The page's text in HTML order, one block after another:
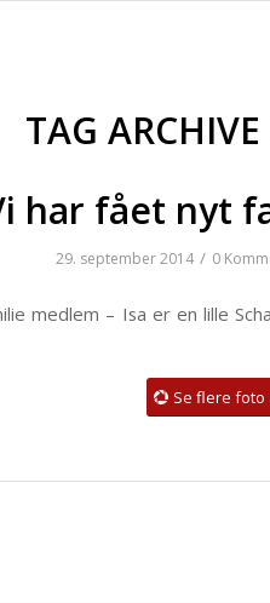
TAG ARCHIVE
har fået nyt
29. september 2014 / 0
medlem – Isa er en lille
Se flere foto